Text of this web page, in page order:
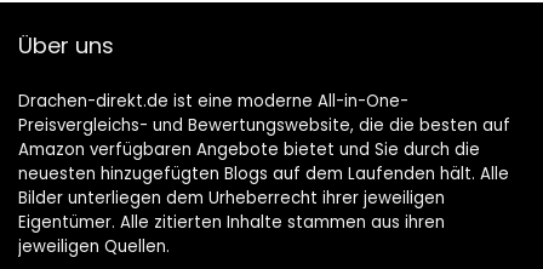
Über uns
Drachen-direkt.de ist eine moderne All-in-One-
Preisvergleichs- und Bewertungswebsite, die die besten auf
Amazon verfügbaren Angebote bietet und Sie durch die
neuesten hinzugefügten Blogs auf dem Laufenden hält. Alle
Bilder unterliegen dem Urheberrecht ihrer jeweiligen
Eigentümer. Alle zitierten Inhalte stammen aus ihren
jeweiligen Quellen.